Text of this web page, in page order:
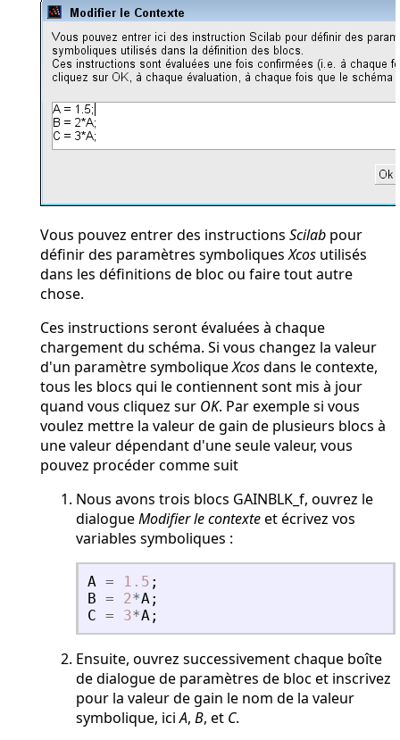
Vous pouvez entrer des instructions Scilab pour
définir des paramètres symboliquesXcos utilisés
dans les définitions de bloc ou faire tout autre
chose.
Ces instructions seront évaluées à chaque
chargement du schéma. Si vous changez la valeur
d'un paramètre symboliqueXcosdans le contexte,
tous les blocs qui le contiennent sont mis à jour
quand vous cliquez sur OK. Par exemple si vous
voulez mettre la valeur de gain de plusieurs blocs à
une valeur dépendant d'une seule valeur, vous
pouvez procéder comme suit
Nous avons trois blocs GAINBLK_f, ouvrez le
dialogueModifier le contexteet écrivez vos
variables symboliques :
A = 1.5 ;
B = 2*A;
C = 3*A;
Ensuite, ouvrez successivement chaque boîte
de dialogue de paramètres de bloc et inscrivez
pour la valeur de gain le nom de la valeur
symbolique, iciA, B, et C.